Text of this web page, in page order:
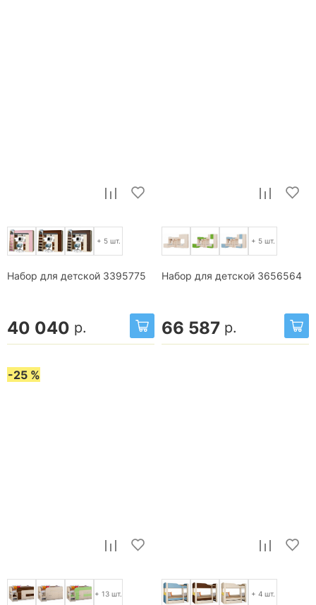
+ 5 шт.
Набор для детской 3395775
40 040 р.
+ 5 шт.
Набор для детской 3656564
66 587 р.
-25 %
+ 13 шт. + 4 шт.